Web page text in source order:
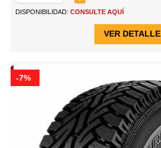
DISPONIBILIDAD: CONSULTE AQUÍ
VER DETALLE
-7%